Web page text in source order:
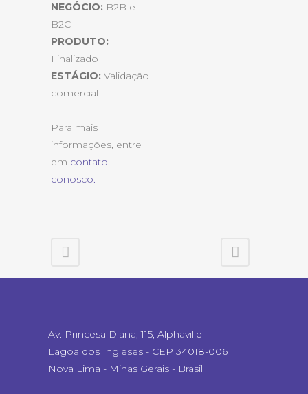
NEGÓCIO: B2B e
B2C
PRODUTO:
Finalizado
ESTÁGIO: Validação
comercial
Para mais
informações, entre
em contato
conosco.
Av. Princesa Diana, 115, Alphaville
Lagoa dos Ingleses - CEP 34018-006
Nova Lima - Minas Gerais - Brasil